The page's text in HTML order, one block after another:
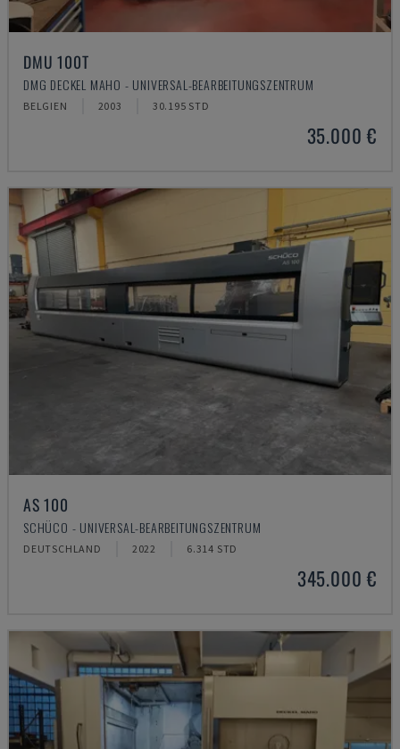
DMU 100T
DMG DECKEL MAHO - UNIVERSAL-BEARBEITUNGSZENTRUM
BELGIEN 2003 30.195 STD
35.000 €
AS 100
SCHÜCO - UNIVERSAL-BEARBEITUNGSZENTRUM
DEUTSCHLAND 2022 6.314 STD
345.000 €